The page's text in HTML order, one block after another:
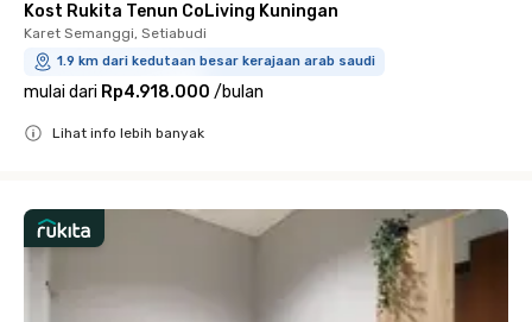
Kost Rukita Tenun CoLiving Kuningan
Karet Semanggi, Setiabudi
1.9 km dari kedutaan besar kerajaan arab saudi
mulai dari Rp4.918.000 /bulan
Lihat info lebih banyak